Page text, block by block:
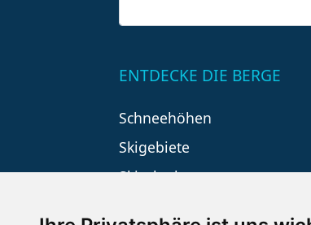
ENTDECKE DIE BERGE
Schneehöhen
Skigebiete
Skiurlaub